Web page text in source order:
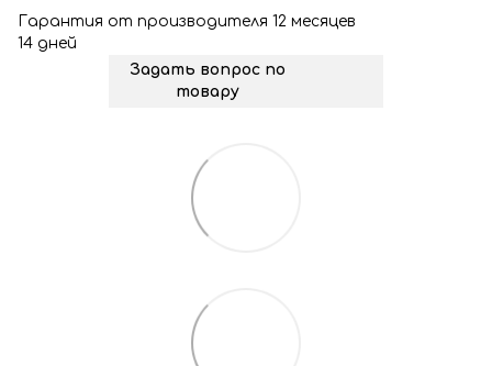
Гарантия от производителя 12 месяцев
14 дней
Задать вопрос по
товару